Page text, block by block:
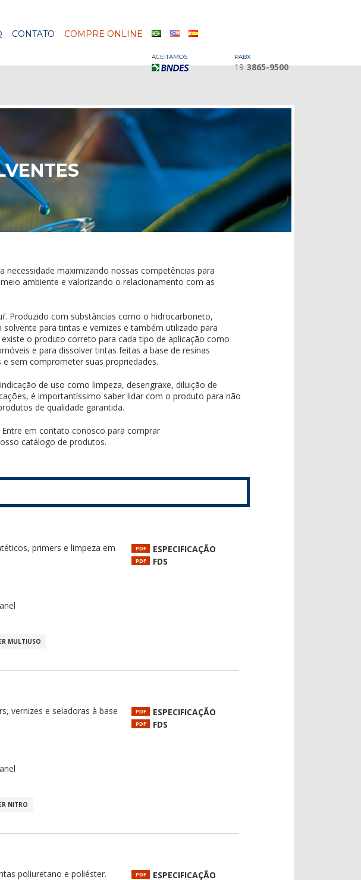
CONTATO COMPRE ONLINE
ACEITAMOS PABX
19 3865-9500
necessidade maximizando nossas competências para
ambiente e valorizando o relacionamento com as
Produzido com substâncias como o hidrocarboneto,
para tintas e vernizes e também utilizado para
o produto correto para cada tipo de aplicação como
e para dissolver tintas feitas a base de resinas
sem comprometer suas propriedades.
de uso como limpeza, desengraxe, diluição de
é importantíssimo saber lidar com o produto para não
de qualidade garantida.
Entre em contato conosco para comprar
catálogo de produtos.
primers e limpeza em
MULTIUSO
PDF ESPECIFICAÇÃO
PDF FDS
vernizes e seladoras à base
NITRO
PDF ESPECIFICAÇÃO
PDF FDS
poliuretano e poliéster. PDF ESPECIFICAÇÃO